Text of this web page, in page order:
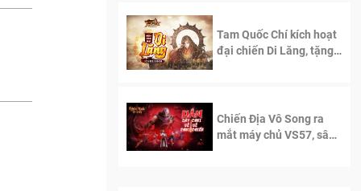
Tam Quốc Chí kích hoạt
đại chiến Di Lăng, tặng
Chiến Địa Vô Song ra
mắt máy chủ VS57, sân